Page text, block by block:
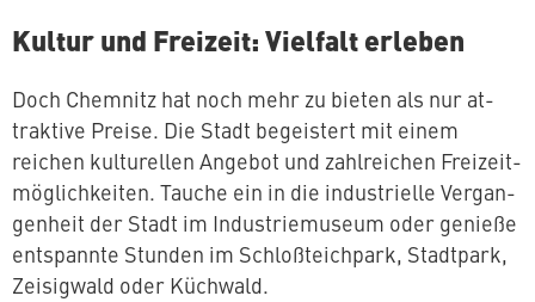
Kultur und Freizeit: Vielfalt erleben
Doch Chemnitz hat noch mehr zu bieten als nur at­
trak­ti­ve Preise. Die Stadt be­geis­tert mit einem
reichen kul­tu­rel­len Angebot und zahl­rei­chen Frei­zeit­
mög­lich­kei­ten. Tauche ein in die in­dus­tri­el­le Ver­gan­
gen­heit der Stadt im In­dus­trie­mu­se­um oder genieße
ent­spann­te Stunden im Schloß­teich­park, Stadtpark,
Zei­sig­wald oder Küchwald.